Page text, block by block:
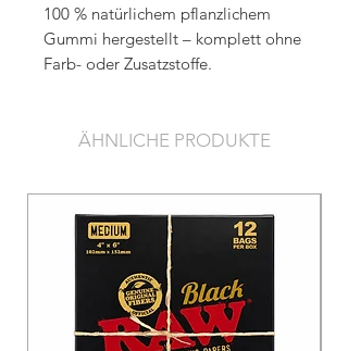
100 % natürlichem pflanzlichem
Gummi hergestellt – komplett ohne
Farb- oder Zusatzstoffe.
ÄHNLICHE PRODUKTE